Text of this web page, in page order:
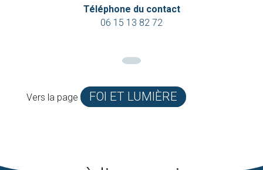
Téléphone du contact
06 15 13 82 72
Vers la page FOI ET LUMIÈRE